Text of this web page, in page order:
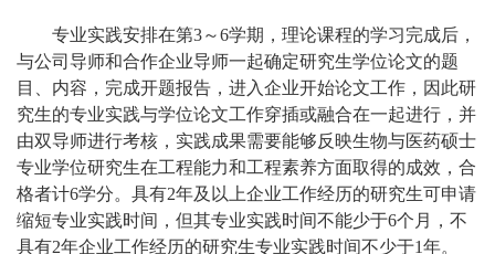
专业实践安排在第3～6学期，理论课程的学习完成后，
与公司导师和合作企业导师一起确定研究生学位论文的题
目、内容，完成开题报告，进入企业开始论文工作，因此研
究生的专业实践与学位论文工作穿插或融合在一起进行，并
由双导师进行考核，实践成果需要能够反映生物与医药硕士
专业学位研究生在工程能力和工程素养方面取得的成效，合
格者计6学分。具有2年及以上企业工作经历的研究生可申请
缩短专业实践时间，但其专业实践时间不能少于6个月，不
具有2年企业工作经历的研究生专业实践时间不少于1年。